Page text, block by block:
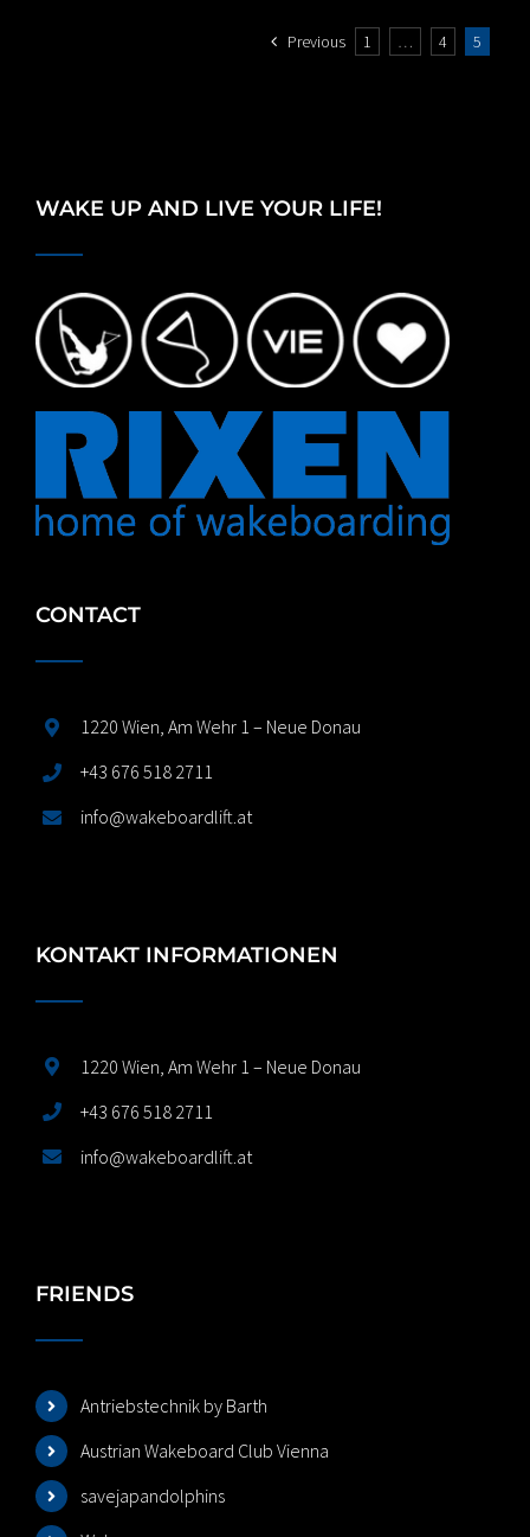
Previous 1 … 4 5
WAKE UP AND LIVE YOUR LIFE!
CONTACT
1220 Wien, Am Wehr 1 – Neue Donau
+43 676 518 2711
info@wakeboardlift.at
KONTAKT INFORMATIONEN
1220 Wien, Am Wehr 1 – Neue Donau
+43 676 518 2711
info@wakeboardlift.at
FRIENDS
Antriebstechnik by Barth
Austrian Wakeboard Club Vienna
savejapandolphins